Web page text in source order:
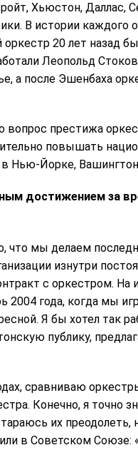
Хьюстон, Даллас,
В истории каждого
20 лет назад
Леопольд
а после Эшенбаха
престижа
повышать
Нью-Йорке,
достижением за
что мы делаем
изнутри
с оркестром. На
2004 года, когда мы
Я бы хотел так
публику,
сравниваю
Конечно, я точно
их преодолеть,
в Советском Союзе: